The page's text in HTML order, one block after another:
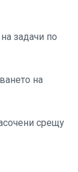
задачи по
на
срещу